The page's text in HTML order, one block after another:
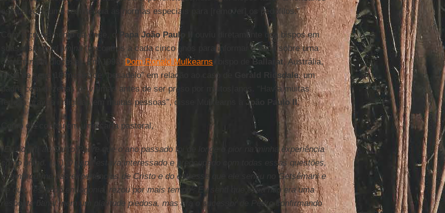
estabeleceu uma resistência às normas especiais para [remover] os pedófilos.”
Com o crescimento da crise, o Papa João Paulo II
ouviu diretamente dos bispos em
suas visitasad limina(encontros a cada cinco anos para informar o papa sobre uma
determinada diocese). Em 1993,Dom Ronald Mulkearns , bispo deBallarat, Austrália,
falou de seus 18 meses de “pesadelo” em relação ao caso de
Gerald Ridsdale, um
padre com dezenas de vítimas antes de ser preso por muitos anos. “Havia muitas
feridas graves infligidas em muitas pessoas”, disse Mulkearns a
João Paulo II.
Como ele contou em uma carta pastoral,
“Eu admiti ao Santo Padre que o ano passado foi de longe o pior na minha experiência
como bispo. (…) O papa estava interessado e preocupado com todas essas questões,
e lembrou-me das experiências de Cristo e do estresse que ele sentiu no Getsêmani e
de que, ‘estando em agonia, rezou por mais tempo’. Eu senti que essa não era uma
resposta banal, nem um platitude piedosa, mas era o sucessor de Pedro confirmando